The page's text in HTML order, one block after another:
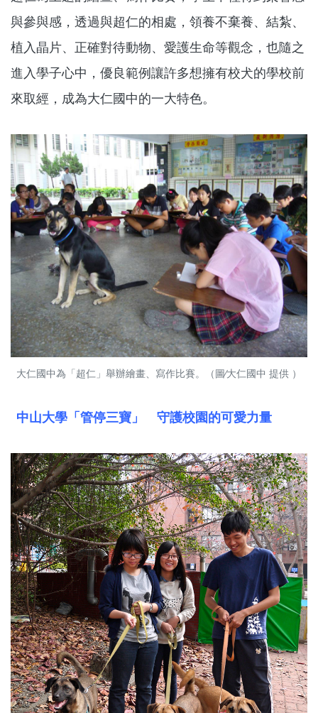
與參與感，透過與超仁的相處，領養不棄養、結紮、
植入晶片、正確對待動物、愛護生命等觀念，也隨之
進入學子心中，優良範例讓許多想擁有校犬的學校前
來取經，成為大仁國中的一大特色。
大仁國中為「超仁」舉辦繪畫、寫作比賽。（圖∕大仁國中 提供 ）
中山大學「管停三寶」 守護校園的可愛力量